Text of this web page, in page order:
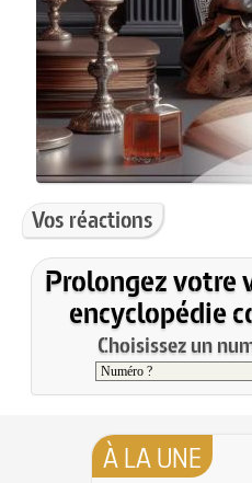
Vos réactions
Prolongez votre
encyclopédie
Choisissez un
À LA UNE